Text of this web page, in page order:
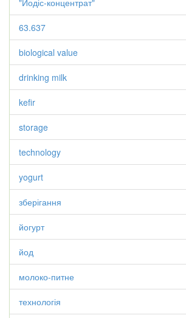
"Йодіс-концентрат"
63.637
biological value
drinking milk
kefir
storage
technology
yogurt
зберігання
йогурт
йод
молоко-питне
технологія